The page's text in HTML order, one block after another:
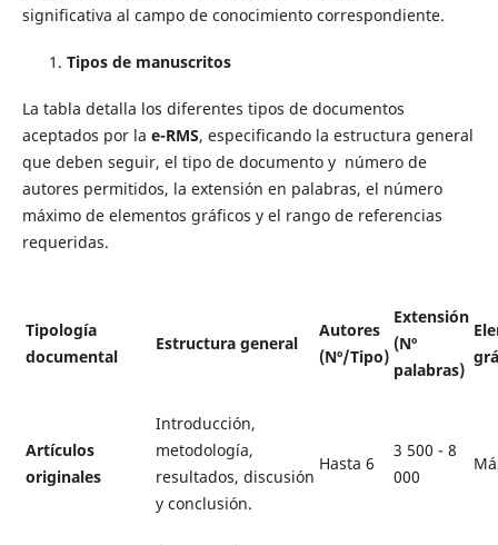
significativa al campo de conocimiento correspondiente.
Tipos de manuscritos
La tabla detalla los diferentes tipos de documentos
aceptados por la e-RMS, especificando la estructura general
que deben seguir, el tipo de documento y número de
autores permitidos, la extensión en palabras, el número
máximo de elementos gráficos y el rango de referencias
requeridas.
Tipología
documental
Estructura general
Autores
(Nº/Tipo)
Extensión
(Nº
palabras)
Artículos
originales
Introducción,
metodología,
resultados, discusión
y conclusión.
Hasta 6
3 500 - 8
000